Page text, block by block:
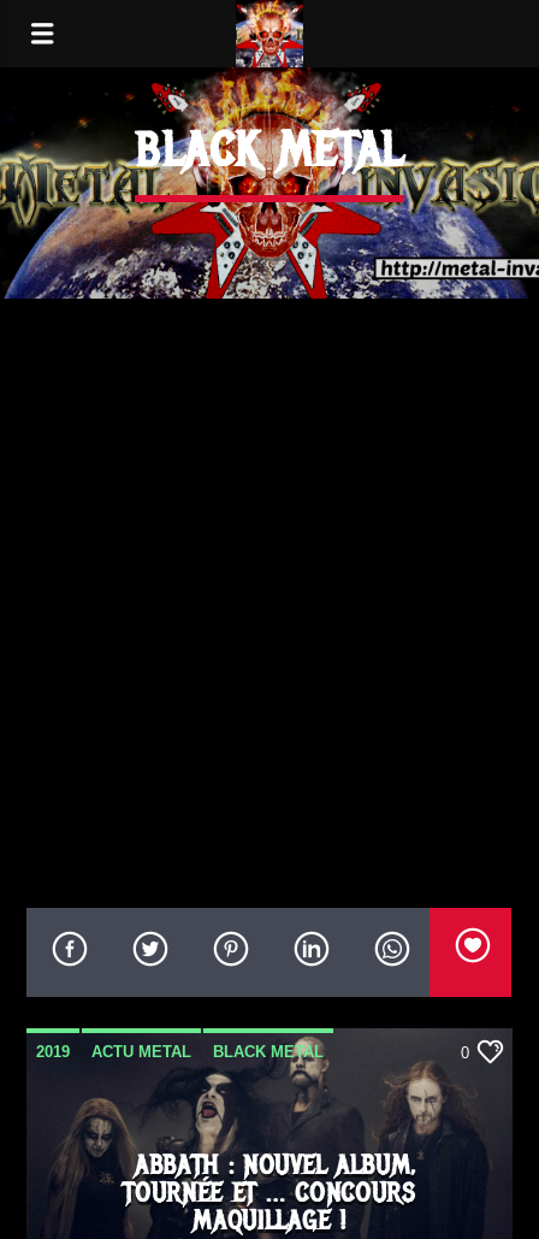
BLACK METAL
2019 ACTU METAL BLACK METAL
CONCOURS SORTIE ALBUM
TOURNÉE
0
ABBATH : NOUVEL ALBUM,
TOURNÉE ET … CONCOURS
MAQUILLAGE !